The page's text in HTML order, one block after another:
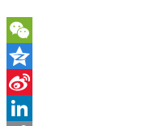
WeChat
Qzone
Sina